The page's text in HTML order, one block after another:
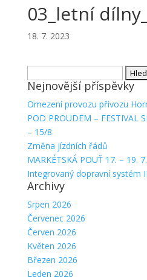
03_letní
18. 7. 2023
Nejnovější příspěvky
Omezení provozu přívozu
POD PROUDEM – FESTIVAL
– 15/8
Změna jízdních řádů
MARKÉTSKÁ POUŤ 17. – 19.
Integrovaný dopravní systém
Archivy
Srpen 2026
Červenec 2026
Červen 2026
Květen 2026
Březen 2026
Leden 2026